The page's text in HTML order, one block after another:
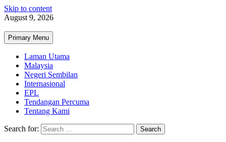
Skip to content
August 9, 2026
Primary Menu
Laman Utama
Malaysia
Negeri Sembilan
Internasional
EPL
Tendangan Percuma
Tentang Kami
Search for: